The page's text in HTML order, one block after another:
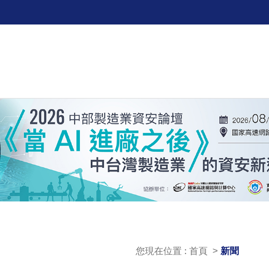
您現在位置 : 首頁 > 新聞